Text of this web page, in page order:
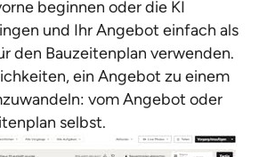
beginnen oder die KI
und Ihr Angebot einfach als
den Bauzeitenplan verwenden.
ein Angebot zu einem
vom Angebot oder
selbst.